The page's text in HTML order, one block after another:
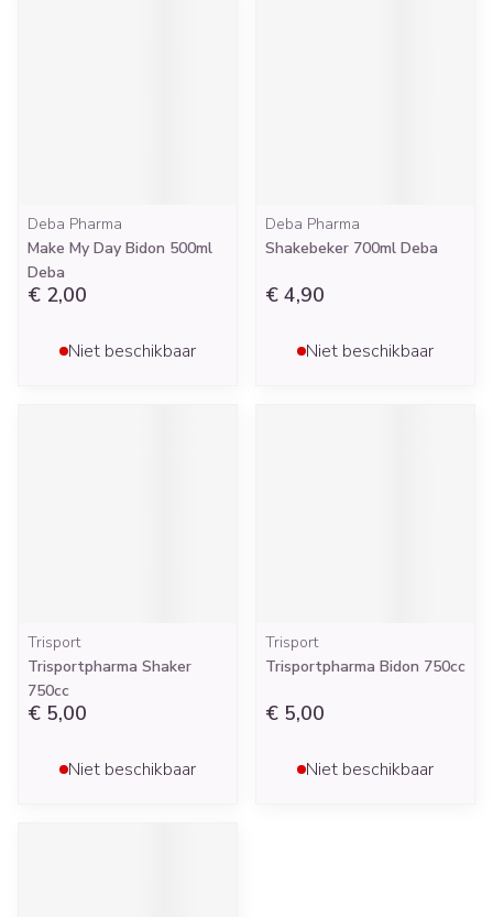
Deba Pharma
Make My Day Bidon 500ml
Deba
€ 2,00
Niet beschikbaar
Deba Pharma
Shakebeker 700ml Deba
€ 4,90
Niet beschikbaar
Trisport
Trisportpharma Shaker
750cc
€ 5,00
Niet beschikbaar
Trisport
Trisportpharma Bidon 750cc
€ 5,00
Niet beschikbaar